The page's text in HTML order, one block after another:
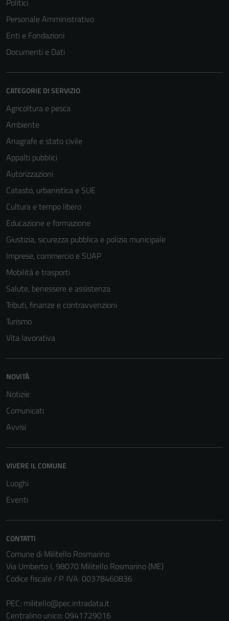
Politici
Personale Amministrativo
Enti e Fondazioni
Documenti e Dati
CATEGORIE DI SERVIZIO
Agricoltura e pesca
Ambiente
Anagrafe e stato civile
Appalti pubblici
Autorizzazioni
Catasto, urbanistica e SUE
Cultura e tempo libero
Educazione e formazione
Giustizia, sicurezza pubblica e polizia municipale
Imprese, commercio e SUAP
Mobilità e trasporti
Salute, benessere e assistenza
Tributi, finanze e contravvenzioni
Turismo
Vita lavorativa
NOVITÀ
Notizie
Comunicati
Avvisi
VIVERE IL COMUNE
Luoghi
Eventi
CONTATTI
Comune di Militello Rosmarino
Via Umberto I, 98070 Militello Rosmarino (ME)
Codice fiscale / P. IVA: 00378460836
PEC: militello@pec.intradata.it
Centralino unico: 0941729016